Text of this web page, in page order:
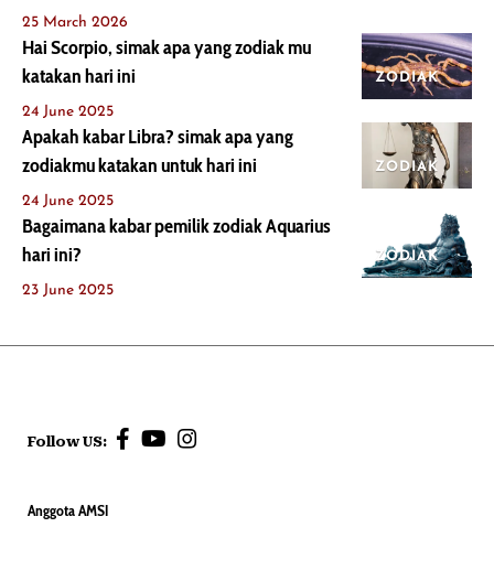
25 March 2026
ZODIAK
Hai Scorpio, simak apa yang zodiak mu
katakan hari ini
24 June 2025
ZODIAK
Apakah kabar Libra? simak apa yang
zodiakmu katakan untuk hari ini
24 June 2025
ZODIAK
Bagaimana kabar pemilik zodiak Aquarius
hari ini?
23 June 2025
Follow US:
Anggota AMSI